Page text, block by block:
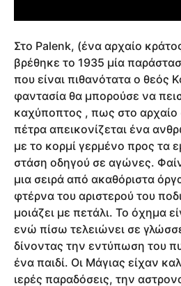
Στο Palenk, (ένα αρχαίο
βρέθηκε το 1935 μία
που είναι πιθανότατα ο θεός
φαντασία θα μπορούσε να
καχύποπτος , πως στο
πέτρα απεικονίζεται ένα
με το κορμί γερμένο προς τα
στάση οδηγού σε αγώνες.
μια σειρά από ακαθόριστα
φτέρνα του αριστερού του
μοιάζει με πετάλι. Το όχημα
ενώ πίσω τελειώνει σε
δίνοντας την εντύπωση του
ένα παιδί. Οι Μάγιας είχαν
ιερές παραδόσεις, την